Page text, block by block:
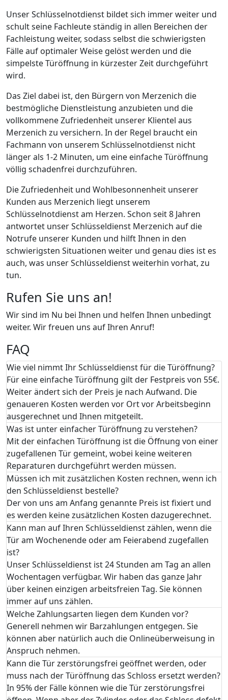
Unser Schlüsselnotdienst bildet sich immer weiter und
schult seine Fachleute ständig in allen Bereichen der
Fachleistung weiter, sodass selbst die schwierigsten
Fälle auf optimaler Weise gelöst werden und die
simpelste Türöffnung in kürzester Zeit durchgeführt
wird.
Das Ziel dabei ist, den Bürgern von Merzenich die
bestmögliche Dienstleistung anzubieten und die
vollkommene Zufriedenheit unserer Klientel aus
Merzenich zu versichern. In der Regel braucht ein
Fachmann von unserem Schlüsselnotdienst nicht
länger als 1-2 Minuten, um eine einfache Türöffnung
völlig schadenfrei durchzuführen.
Die Zufriedenheit und Wohlbesonnenheit unserer
Kunden aus Merzenich liegt unserem
Schlüsselnotdienst am Herzen. Schon seit 8 Jahren
antwortet unser Schlüsseldienst Merzenich auf die
Notrufe unserer Kunden und hilft Ihnen in den
schwierigsten Situationen weiter und genau dies ist es
auch, was unser Schlüsseldienst weiterhin vorhat, zu
tun.
Rufen Sie uns an!
Wir sind im Nu bei Ihnen und helfen Ihnen unbedingt
weiter. Wir freuen uns auf Ihren Anruf!
FAQ
Wie viel nimmt Ihr Schlüsseldienst für die Türöffnung?
Für eine einfache Türöffnung gilt der Festpreis von 55€.
Weiter ändert sich der Preis je nach Aufwand. Die
genaueren Kosten werden vor Ort vor Arbeitsbeginn
ausgerechnet und Ihnen mitgeteilt.
Was ist unter einfacher Türöffnung zu verstehen?
Mit der einfachen Türöffnung ist die Öffnung von einer
zugefallenen Tür gemeint, wobei keine weiteren
Reparaturen durchgeführt werden müssen.
Müssen ich mit zusätzlichen Kosten rechnen, wenn ich
den Schlüsseldienst bestelle?
Der von uns am Anfang genannte Preis ist fixiert und
es werden keine zusätzlichen Kosten dazugerechnet.
Kann man auf Ihren Schlüsseldienst zählen, wenn die
Tür am Wochenende oder am Feierabend zugefallen
ist?
Unser Schlüsseldienst ist 24 Stunden am Tag an allen
Wochentagen verfügbar. Wir haben das ganze Jahr
über keinen einzigen arbeitsfreien Tag. Sie können
immer auf uns zählen.
Welche Zahlungsarten liegen dem Kunden vor?
Generell nehmen wir Barzahlungen entgegen. Sie
können aber natürlich auch die Onlineüberweisung in
Anspruch nehmen.
Kann die Tür zerstörungsfrei geöffnet werden, oder
muss nach der Türöffnung das Schloss ersetzt werden?
In 95% der Fälle können wie die Tür zerstörungsfrei